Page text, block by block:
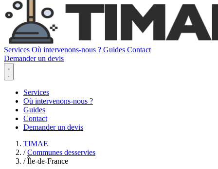
Services Où intervenons-nous ? Guides Contact
Demander un devis
Services
Où intervenons-nous ?
Guides
Contact
Demander un devis
TIMAE
/ Communes desservies
/ Île-de-France